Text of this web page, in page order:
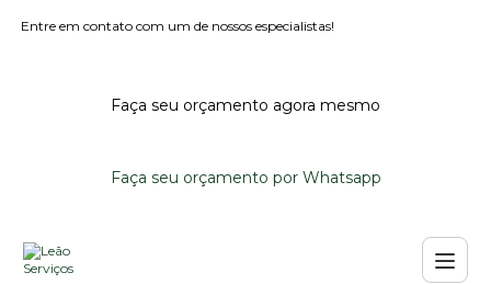
Entre em contato com um de nossos especialistas!
Faça seu orçamento agora mesmo
Faça seu orçamento por Whatsapp